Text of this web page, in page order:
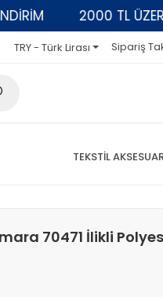
2000 TL ÜZERİ
TRY - Türk Lirası Sipariş
TEKSTİL
70471 İlikli